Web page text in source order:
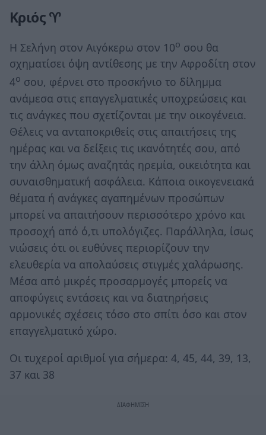
Κριός ♈
Η Σελήνη στον Αιγόκερω στον 10ο σου θα
σχηματίσει όψη αντίθεσης με την Αφροδίτη στον
4ο σου, φέρνει στο προσκήνιο το δίλημμα
ανάμεσα στις επαγγελματικές υποχρεώσεις και
τις ανάγκες που σχετίζονται με την οικογένεια.
Θέλεις να ανταποκριθείς στις απαιτήσεις της
ημέρας και να δείξεις τις ικανότητές σου, από
την άλλη όμως αναζητάς ηρεμία, οικειότητα και
συναισθηματική ασφάλεια. Κάποια οικογενειακά
θέματα ή ανάγκες αγαπημένων προσώπων
μπορεί να απαιτήσουν περισσότερο χρόνο και
προσοχή από ό,τι υπολόγιζες. Παράλληλα, ίσως
νιώσεις ότι οι ευθύνες περιορίζουν την
ελευθερία να απολαύσεις στιγμές χαλάρωσης.
Μέσα από μικρές προσαρμογές μπορείς να
αποφύγεις εντάσεις και να διατηρήσεις
αρμονικές σχέσεις τόσο στο σπίτι όσο και στον
επαγγελματικό χώρο.
Οι τυχεροί αριθμοί για σήμερα: 4, 45, 44, 39, 13,
37 και 38